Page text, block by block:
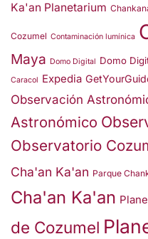
Ka'an Planetarium
Cozumel Contaminación lumínica
Maya
Domo Digital Domo
Caracol Expedia
Observación
Astronómico
Observatorio
Cha'an Ka'an Parque
Cha'an Ka'an
de Cozumel